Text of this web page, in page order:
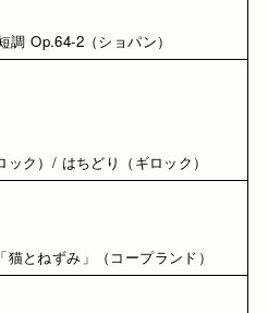
調 Op.64-2（ショパン）
ク）/ はちどり（ギロック）
とねずみ」（コープランド）